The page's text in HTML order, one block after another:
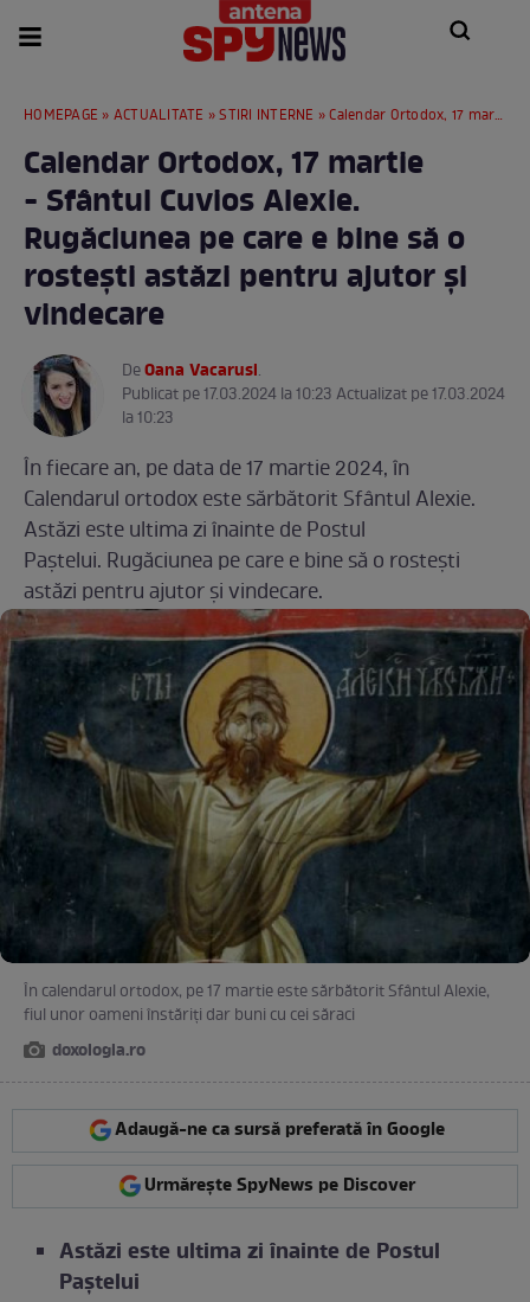
HOMEPAGE » ACTUALITATE »STIRI INTERNE » Calendar Ortodox, 17 martie - Sfântul Cuvios Alexie. Rugăciunea pe care e bine să o rostești astăzi pentru ajutor şi vindecare
Calendar Ortodox, 17 martie
- Sfântul Cuvios Alexie.
Rugăciunea pe care e bine să o
rostești astăzi pentru ajutor şi
vindecare
DeOana Vacarusi.
Publicat pe 17.03.2024 la 10:23 Actualizat pe 17.03.2024
la 10:23
În fiecare an, pe data de 17 martie 2024, în
Calendarul ortodox este sărbătorit Sfântul Alexie.
Astăzi este ultima zi înainte de Postul
Paștelui. Rugăciunea pe care e bine să o rostești
astăzi pentru ajutor şi vindecare.
În calendarul ortodox, pe 17 martie este sărbătorit Sfântul Alexie,
fiul unor oameni înstăriți dar buni cu cei săraci
doxologia.ro
Adaugă-ne ca sursă preferată în Google
Urmărește SpyNews pe Discover
Astăzi este ultima zi înainte de Postul
Paștelui